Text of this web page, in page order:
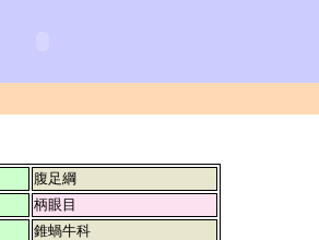
腹足綱
柄眼目
錐蝸牛科